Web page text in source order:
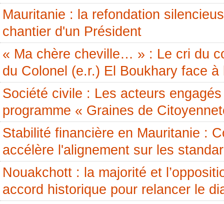
Mauritanie : la refondation
chantier d'un Président
« Ma chère cheville… » : Le cri du
du Colonel (e.r.) El Boukhary face à
Société civile : Les acteurs
programme « Graines de
Stabilité financière en Mauritanie :
accélère l'alignement sur les
Nouakchott : la majorité et
accord historique pour relancer le